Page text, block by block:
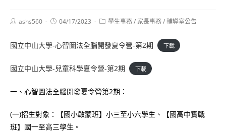
Postashs560
Post04/17/2023
Post學生事務/ 家長事務/輔導室公告
國立中山大學-心智圖法全腦開發夏令營-第2期 下載
國立中山大學-兒童科學夏令營-第2期 下載
一、心智圖法全腦開發夏令營第2期：
(一)招生對象：【國小啟蒙班】小三至小六學生、【國高中實戰
班】國一至高三學生。